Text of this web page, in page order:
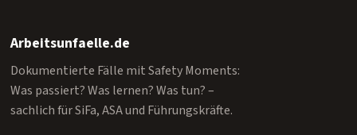
Arbeitsunfaelle.de
Dokumentierte Fälle mit Safety Moments:
Was passiert? Was lernen? Was tun? –
sachlich für SiFa, ASA und Führungskräfte.